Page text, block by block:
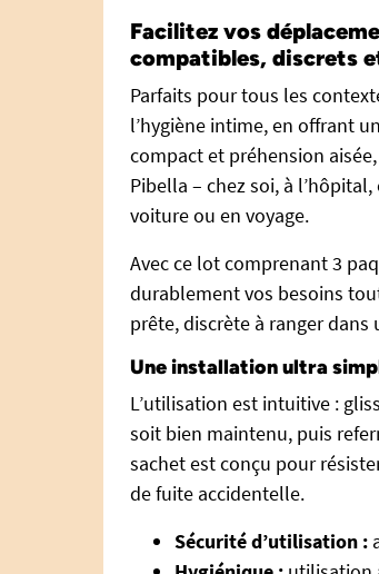
Facilitez vos
compatibles, discrets
Parfaits pour tous les
l’hygiène intime, en offrant
compact et préhension
Pibella – chez soi, à
voiture ou en voyage.
Avec ce lot comprenant 3
durablement vos besoins
prête, discrète à ranger
Une installation ultra
L’utilisation est intuitive :
soit bien maintenu, puis
sachet est conçu pour
de fuite accidentelle.
Sécurité d’utilisation :